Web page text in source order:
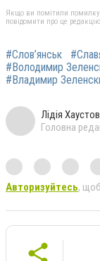
Якщо ви помітили помилку,
повідомити про це редакцію
#Слов’янськ
#Володимир
#Владимир
Лідія
Головна
Авторизуйтесь,